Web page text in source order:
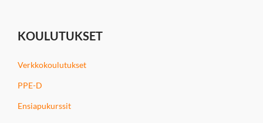
KOULUTUKSET
Verkkokoulutukset
PPE-D
Ensiapukurssit